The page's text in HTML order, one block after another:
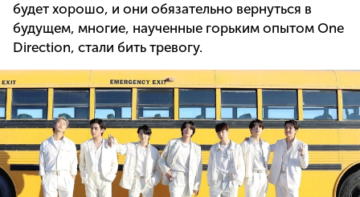
будет хорошо, и они обязательно вернуться в
будущем, многие, наученные горьким опытом One
Direction, стали бить тревогу.